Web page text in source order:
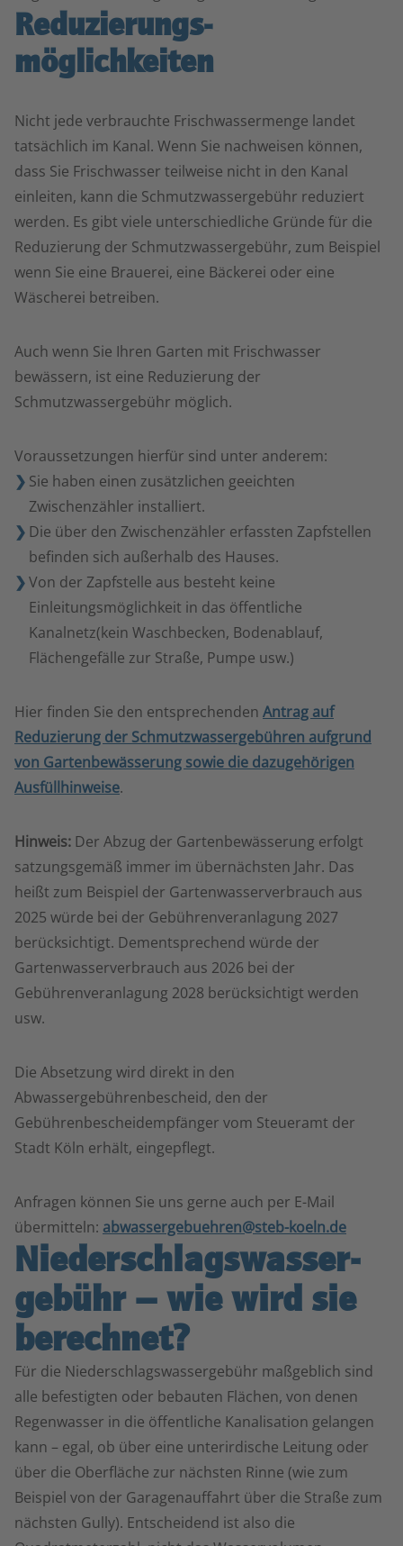
Reduzierungs­
möglichkeiten
Nicht jede verbrauchte Frischwassermenge landet
tatsächlich im Kanal. Wenn Sie nachweisen können,
dass Sie Frischwasser teilweise nicht in den Kanal
einleiten, kann die Schmutzwassergebühr reduziert
werden. Es gibt viele unterschiedliche Gründe für die
Reduzierung der Schmutzwassergebühr, zum Beispiel
wenn Sie eine Brauerei, eine Bäckerei oder eine
Wäscherei betreiben.
Auch wenn Sie Ihren Garten mit Frischwasser
bewässern, ist eine Reduzierung der
Schmutzwassergebühr möglich.
Voraussetzungen hierfür sind unter anderem:
Sie haben einen zusätzlichen geeichten
Zwischenzähler installiert.
Die über den Zwischenzähler erfassten Zapfstellen
befinden sich außerhalb des Hauses.
Von der Zapfstelle aus besteht keine
Einleitungsmöglichkeit in das öffentliche
Kanalnetz(kein Waschbecken, Bodenablauf,
Flächengefälle zur Straße, Pumpe usw.)
Hier finden Sie den entsprechenden Antrag auf
Reduzierung der Schmutzwassergebühren aufgrund
von Gartenbewässerung sowie die dazugehörigen
Ausfüllhinweise.
Hinweis: Der Abzug der Gartenbewässerung erfolgt
satzungsgemäß immer im übernächsten Jahr. Das
heißt zum Beispiel der Gartenwasserverbrauch aus
2025 würde bei der Gebührenveranlagung 2027
berücksichtigt. Dementsprechend würde der
Gartenwasserverbrauch aus 2026 bei der
Gebührenveranlagung 2028 berücksichtigt werden
usw.
Die Absetzung wird direkt in den
Abwassergebührenbescheid, den der
Gebührenbescheidempfänger vom Steueramt der
Stadt Köln erhält, eingepflegt.
Anfragen können Sie uns gerne auch per E-Mail
übermitteln: abwassergebuehren@steb-koeln.de
Niederschlagswasser­
gebühr – wie wird sie
berechnet?
Für die Niederschlagswassergebühr maßgeblich sind
alle befestigten oder bebauten Flächen, von denen
Regenwasser in die öffentliche Kanalisation gelangen
kann – egal, ob über eine unterirdische Leitung oder
über die Oberfläche zur nächsten Rinne (wie zum
Beispiel von der Garagenauffahrt über die Straße zum
nächsten Gully). Entscheidend ist also die